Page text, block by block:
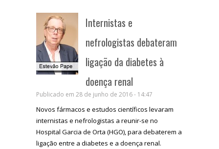
Internistas e
nefrologistas debateram
ligação da diabetes à
doença renal
Publicado em 28 de junho de 2016 - 14:47
Novos fármacos e estudos científicos levaram
internistas e nefrologistas a reunir-se no
Hospital Garcia de Orta (HGO), para debaterem a
ligação entre a diabetes e a doença renal.